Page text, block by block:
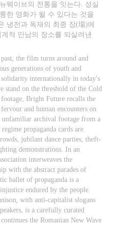
웨이브의 전통을 잇는다. 성실
한 영화가 될 수 있다는 것을
냉전과 독재의 최종 장(場)에
적 만남의 장소를 되살려낸
the film turns around and
generations of youth and
solidarity internationally in today's
stand on the threshold of the Cold
Bright Future recalls the
and human encounters on
archival footage from a
propaganda cards are
jubilant dance parties, theft-
demonstrations. In an
interweaves the
with the abstract parades of
ballet of propaganda is a
endured by the people.
with anti-capitalist slogans
is a carefully curated
the Romanian New Wave